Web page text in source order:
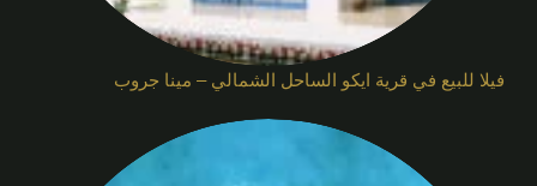
فيلا للبيع في قرية ايكو الساحل الشمالي – مينا جروب